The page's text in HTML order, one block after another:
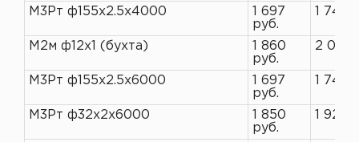
М3Рт ф155х2.5х4000
1 697
руб.
1 745
М2м ф12х1 (бухта)
1 860
руб.
2 021
М3Рт ф155х2.5х6000
1 697
руб.
1 745
М3Рт ф32х2х6000
1 850
руб.
1 927